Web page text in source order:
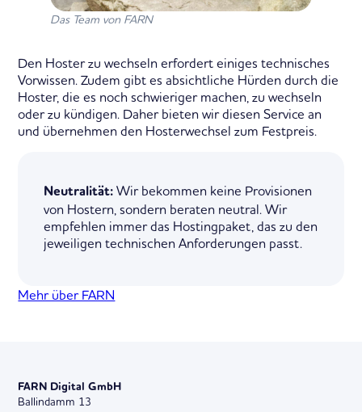
Das Team von FARN
Den Hoster zu wechseln erfordert einiges technisches
Vorwissen. Zudem gibt es absichtliche Hürden durch die
Hoster, die es noch schwieriger machen, zu wechseln
oder zu kündigen. Daher bieten wir diesen Service an
und übernehmen den Hosterwechsel zum Festpreis.
Neutralität:Wir bekommen keine Provisionen
von Hostern, sondern beraten neutral. Wir
empfehlen immer das Hostingpaket, das zu den
jeweiligen technischen Anforderungen passt.
Mehr über FARN
FARN Digital GmbH
Ballindamm 13